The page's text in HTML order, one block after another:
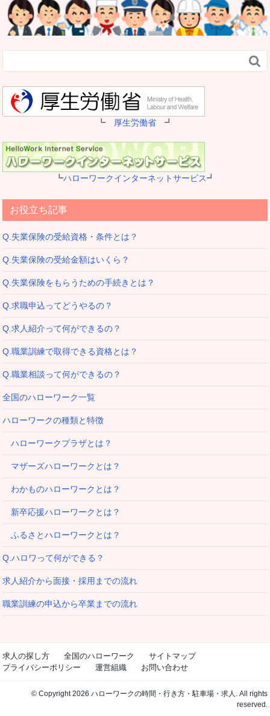

┗ 厚生労働省 ┛
┗ハローワークインターネットサービス┛
お役立ち記事
Q.失業保険の受給資格・条件とは？
Q.失業保険の受給金額はいくら？
Q.失業保険をもらうための手続きとは？
Q.求職申込ってどうやるの？
Q.求人紹介って何ができるの？
Q.職業訓練で取得できる資格とは？
Q.職業相談って何ができるの？
全国のハローワーク一覧
ハローワークの種類と特徴
ハローワークプラザとは？
マザーズハローワークとは？
わかものハローワークとは？
新卒応援ハローワークとは？
ふるさとハローワークとは？
Q.ハロワって何ができる？
求人紹介から面接・採用までの流れ
職業訓練の申込から卒業までの流れ
求人の探し方 全国のハローワーク
サイトマップ
プライバシーポリシー
運営組織 お問い合わせ
© Copyright 2026 ハローワークの時間・行き方・駐車場・求人. All rights
reserved.